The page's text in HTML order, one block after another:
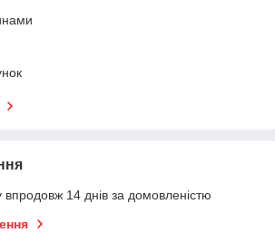
14 днів за домовленістю